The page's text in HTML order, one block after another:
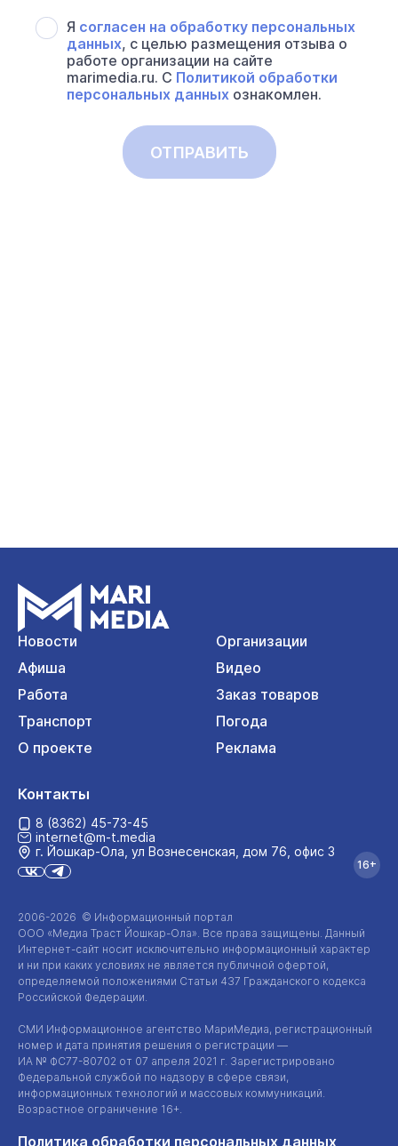
Я согласен на обработку персональных
данных, с целью размещения отзыва о
работе организации на сайте
marimedia.ru. С Политикой обработки
персональных данных ознакомлен.
ОТПРАВИТЬ
Новости
Организации
Афиша
Видео
Работа
Заказ товаров
Транспорт
Погода
О проекте
Реклама
2006-2026 © Информационный портал
ООО «Медиа Траст Йошкар-Ола». Все права защищены. Данный
Интернет-сайт носит исключительно информационный характер
и ни при каких условиях не является публичной офертой,
определяемой положениями Статьи 437 Гражданского кодекса
Российской Федерации.
СМИ Информационное агентство МариМедиа, регистрационный
номер и дата принятия решения о регистрации —
ИА № ФС77-80702 от 07 апреля 2021 г. Зарегистрировано
Федеральной службой по надзору в сфере связи,
информационных технологий и массовых коммуникаций.
Возрастное ограничение 16+.
Политика обработки персональных данных
Контакты
8 (8362) 45-73-45
internet@m-t.media
г. Йошкар‑Ола, ул Вознесенская, дом 76, офис 3
16+